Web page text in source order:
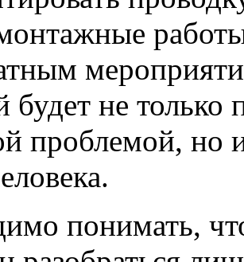
будет не только
проблемой, но
понимать,